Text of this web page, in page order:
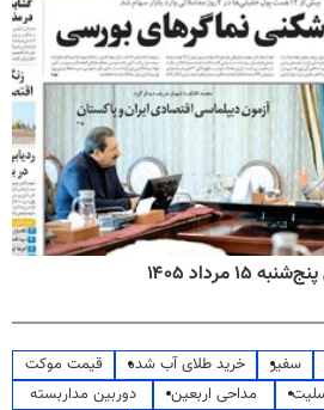
مرداد ۱۴۰۵
سفیر خرید طلای آب شده
قیمت موکت
مداحی اربعین
دوربین مداربسته